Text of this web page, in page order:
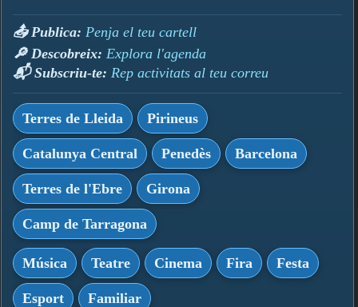
📤 Publica: Penja el teu cartell
🔎 Descobreix: Explora l'agenda
📬 Subscriu-te: Rep activitats al teu correu
Terres de Lleida Pirineus
Catalunya Central Penedès Barcelona
Terres de l'Ebre Girona
Camp de Tarragona
Música Teatre Cinema Fira Festa
Esport Familiar